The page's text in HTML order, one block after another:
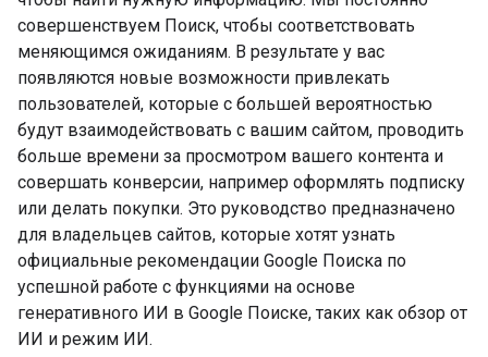
совершенствуем Поиск, чтобы соответствовать
меняющимся ожиданиям. В результате у вас
появляются новые возможности привлекать
пользователей, которые с большей вероятностью
будут взаимодействовать с вашим сайтом, проводить
больше времени за просмотром вашего контента и
совершать конверсии, например оформлять подписку
или делать покупки. Это руководство предназначено
для владельцев сайтов, которые хотят узнать
официальные рекомендации Google Поиска по
успешной работе с функциями на основе
генеративного ИИ в Google Поиске, таких как обзор от
ИИ и режим ИИ.